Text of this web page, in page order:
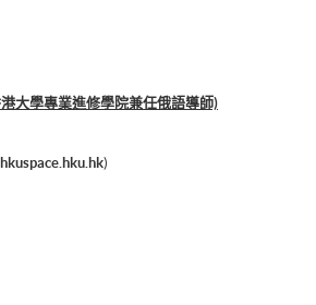
大學專業進修學院兼任俄語導師)
)